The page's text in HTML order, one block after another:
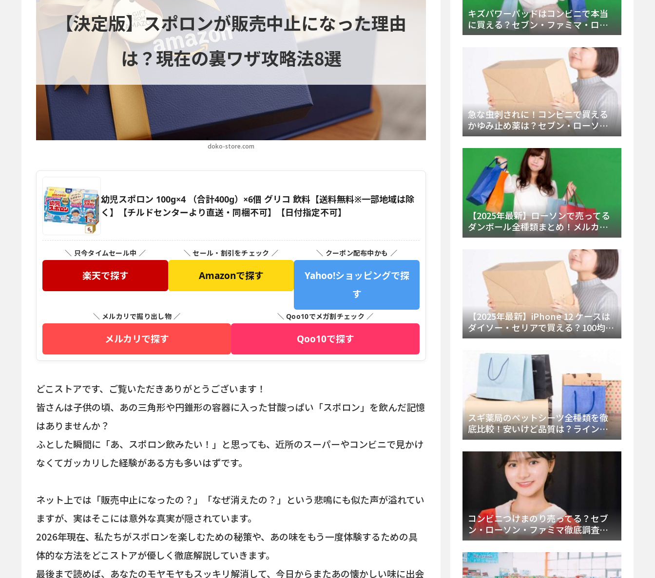
doko-store.com
【決定版】スポロンが販売中止になった理由
は？現在の裏ワザ攻略法8選
幼児スポロン 100g×4 （合計400g）×6個 グリコ 飲料【送料無料※一部地域は除
く】【チルドセンターより直送・同梱不可】【日付指定不可】
＼ 只今タイムセール中 ／
楽天で探す
＼ セール・割引をチェック ／
Amazonで探す
＼ クーポン配布中かも ／
Yahoo!ショッピングで探
す
＼ メルカリで掘り出し物 ／
メルカリで探す
＼ Qoo10でメガ割チェック ／
Qoo10で探す
どこストアです、ご覧いただきありがとうございます！
皆さんは子供の頃、あの三角形や円錐形の容器に入った甘酸っぱい「スポロン」を飲んだ記憶
はありませんか？
ふとした瞬間に「あ、スポロン飲みたい！」と思っても、近所のスーパーやコンビニで見かけ
なくてガッカリした経験がある方も多いはずです。
ネット上では「販売中止になったの？」「なぜ消えたの？」という悲鳴にも似た声が溢れてい
ますが、実はそこには意外な真実が隠されています。
2026年現在、私たちがスポロンを楽しむための秘策や、あの味をもう一度体験するための具
体的な方法をどこストアが優しく徹底解説していきます。
最後まで読めば、あなたのモヤモヤもスッキリ解消して、今日からまたあの懐かしい味に出会
キズパワーパッドはコンビニで本当
に買える？セブン・ファミマ・ロー
ソン徹底調査＆値段と種類別販売場
急な虫刺されに！コンビニで買える
かゆみ止め薬は？セブン・ローソ
ン・ファミマの販売状況と定番商品
まとめ
【2025年最新】ローソンで売ってる
ダンボール全種類まとめ！メルカリ
便・ゆうパック対応サイズと価格を
【2025年最新】iPhone 12 ケースは
ダイソー・セリアで買える？100均の
在庫状況と失敗しない選び方を徹底
解説！
スギ薬局のペットシーツ全種類を徹
底比較！安いけど品質は？ラインナ
ップと販売店（Amazon・楽天含む）
をチェック
コンビニつけまのり売ってる？セブ
ン・ローソン・ファミマ徹底調査！
ドンキや薬局、Amazon楽天で買う方
法まとめ